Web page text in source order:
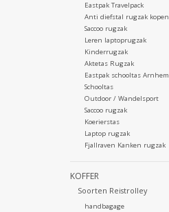
Eastpak Travelpack
Anti diefstal rugzak kopen
Saccoo rugzak
Leren laptoprugzak
Kinderrugzak
Aktetas Rugzak
Eastpak schooltas Arnhem
Schooltas
Outdoor / Wandelsport
Saccoo rugzak
Koerierstas
Laptop rugzak
Fjallraven Kanken rugzak
KOFFER
Soorten Reistrolley
handbagage